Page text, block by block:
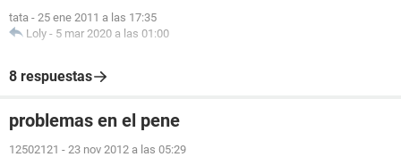
tata - 25 ene 2011 a las 17:35
Loly - 5 mar 2020 a las 01:00
8 respuestas
problemas en el pene
12502121 - 23 nov 2012 a las 05:29